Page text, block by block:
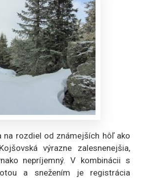
na rozdiel od známejších hôľ ako
výrazne zalesnenejšia,
nepríjemný. V kombinácii s
a snežením je registrácia